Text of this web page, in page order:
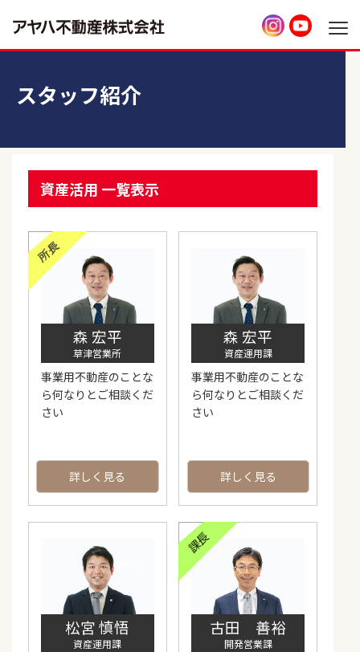
スタッフ紹介
資産活用 一覧表示
森 宏平
草津営業所
事業用不動産のことな
ら何なりとご相談くだ
さい
詳しく見る
森 宏平
資産運用課
事業用不動産のことな
ら何なりとご相談くだ
さい
詳しく見る
松宮 慎悟
資産運用課
古田 善裕
開発営業課